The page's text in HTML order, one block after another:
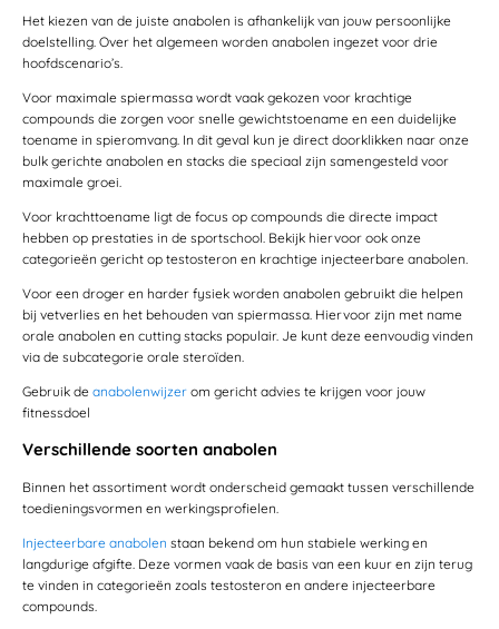
Het kiezen van de juiste anabolen is afhankelijk van jouw persoonlijke
doelstelling. Over het algemeen worden anabolen ingezet voor drie
hoofdscenario’s.
Voor maximale spiermassa wordt vaak gekozen voor krachtige
compounds die zorgen voor snelle gewichtstoename en een duidelijke
toename in spieromvang. In dit geval kun je direct doorklikken naar onze
bulk gerichte anabolen en stacks die speciaal zijn samengesteld voor
maximale groei.
Voor krachttoename ligt de focus op compounds die directe impact
hebben op prestaties in de sportschool. Bekijk hiervoor ook onze
categorieën gericht op testosteron en krachtige injecteerbare anabolen.
Voor een droger en harder fysiek worden anabolen gebruikt die helpen
bij vetverlies en het behouden van spiermassa. Hiervoor zijn met name
orale anabolen en cutting stacks populair. Je kunt deze eenvoudig vinden
via de subcategorie orale steroïden.
Gebruik de anabolenwijzer om gericht advies te krijgen voor jouw
fitnessdoel
Verschillende soorten anabolen
Binnen het assortiment wordt onderscheid gemaakt tussen verschillende
toedieningsvormen en werkingsprofielen.
Injecteerbare anabolen staan bekend om hun stabiele werking en
langdurige afgifte. Deze vormen vaak de basis van een kuur en zijn terug
te vinden in categorieën zoals testosteron en andere injecteerbare
compounds.